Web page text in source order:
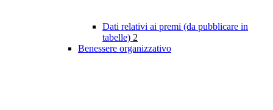
Dati relativi ai premi (da pubblicare in
tabelle) 2
Benessere organizzativo